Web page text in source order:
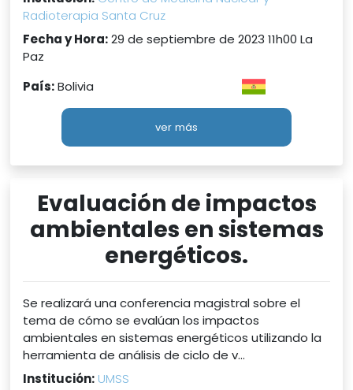
Radioterapia Santa Cruz
Fecha y Hora:29 de septiembre de 2023 11h00 La
Paz
País:Bolivia
ver más
Evaluación de impactos
ambientales en sistemas
energéticos.
Se realizará una conferencia magistral sobre el
tema de cómo se evalúan los impactos
ambientales en sistemas energéticos utilizando la
herramienta de análisis de ciclo de v...
Institución: UMSS